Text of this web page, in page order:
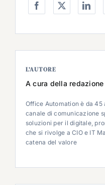
L’AUTORE
A cura della redazione
Office Automation è da
canale di comunicazione
soluzioni per il digitale,
che si rivolge a CIO e IT
catena del valore